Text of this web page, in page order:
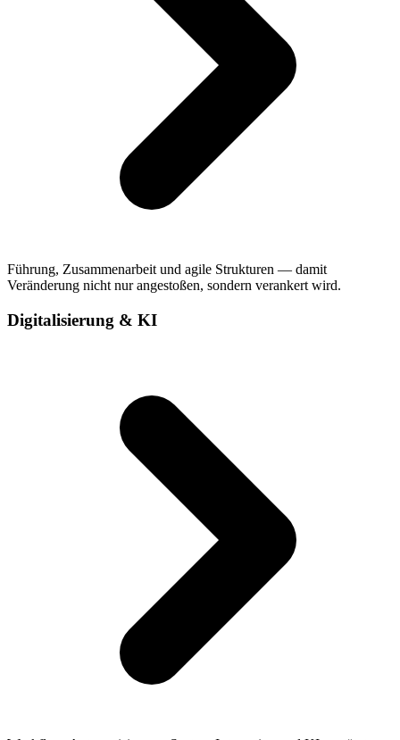
Führung, Zusammenarbeit und agile Strukturen — damit
Veränderung nicht nur angestoßen, sondern verankert wird.
Digitalisierung & KI